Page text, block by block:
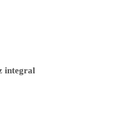
integral